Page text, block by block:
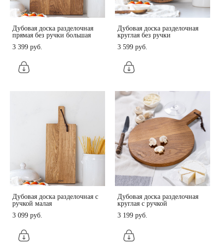
Дубовая доска разделочная
прямая без ручки большая
3 399 pуб.
Дубовая доска разделочная
круглая без ручки
3 599 pуб.
Дубовая доска разделочная с
ручкой малая
3 099 pуб.
Дубовая доска разделочная
круглая с ручкой
3 199 pуб.